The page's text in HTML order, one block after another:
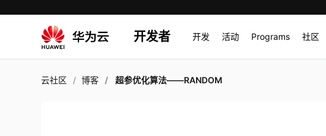
开发者 开发 活动 Programs 社区
云社区 博客 超参优化算法——RANDOM